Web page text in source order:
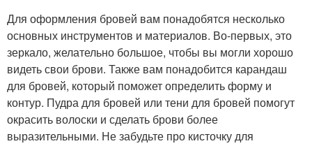
Для оформления бровей вам понадобятся несколько
основных инструментов и материалов. Во-первых, это
зеркало, желательно большое, чтобы вы могли хорошо
видеть свои брови. Также вам понадобится карандаш
для бровей, который поможет определить форму и
контур. Пудра для бровей или тени для бровей помогут
окрасить волоски и сделать брови более
выразительными. Не забудьте про кисточку для